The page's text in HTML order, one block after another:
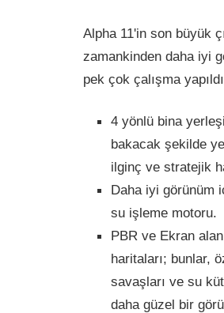
Alpha 11'in son büyük
zamankinden daha iyi
pek çok çalışma
4 yönlü bina
bakacak şekilde
ilginç ve stratejik
Daha iyi görünüm
su işleme motoru.
PBR ve Ekran
haritaları; bunlar,
savaşları ve su
daha güzel bir